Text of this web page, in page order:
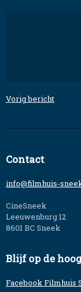
Bericht
Vorig bericht
Contact
info@filmhuis-
CineSneek
Leeuwenburg 12
8601 BC Sneek
Blijf op de
Facebook Filmhuis